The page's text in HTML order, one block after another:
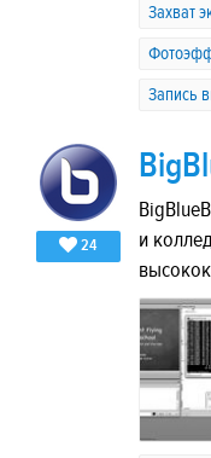
Захват
Запись
24
и